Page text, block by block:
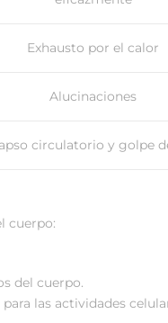
Exhausto por el calor
Alucinaciones
circulatorio y golpe
cuerpo:
del cuerpo.
las actividades